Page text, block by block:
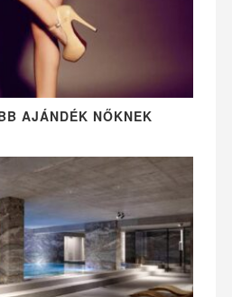
AJÁNDÉK NŐKNEK